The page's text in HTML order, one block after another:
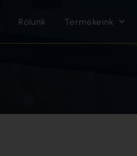
Rólunk Termékeink